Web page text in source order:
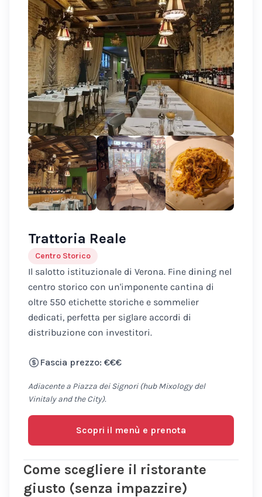
Trattoria Reale
Centro Storico
Il salotto istituzionale di Verona. Fine dining nel
centro storico con un'imponente cantina di
oltre 550 etichette storiche e sommelier
dedicati, perfetta per siglare accordi di
distribuzione con investitori.
Fascia prezzo: €€€
Adiacente a Piazza dei Signori (hub Mixology del
Vinitaly and the City).
Scopri il menù e prenota
Come scegliere il ristorante
giusto (senza impazzire)